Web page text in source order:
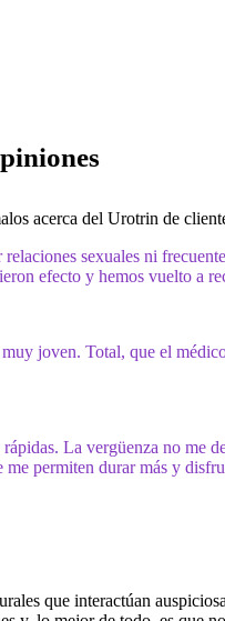
acerca del Urotrin de
sexuales ni
efecto y hemos vuelto a
joven. Total, que el
La vergüenza no me
permiten durar más y
que interactúan